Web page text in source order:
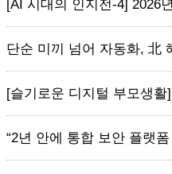
[AI 시대의 인지전-4] 2026
단순 미끼 넘어 자동화, 北
[슬기로운 디지털 부모생
“2년 안에 통합 보안 플랫